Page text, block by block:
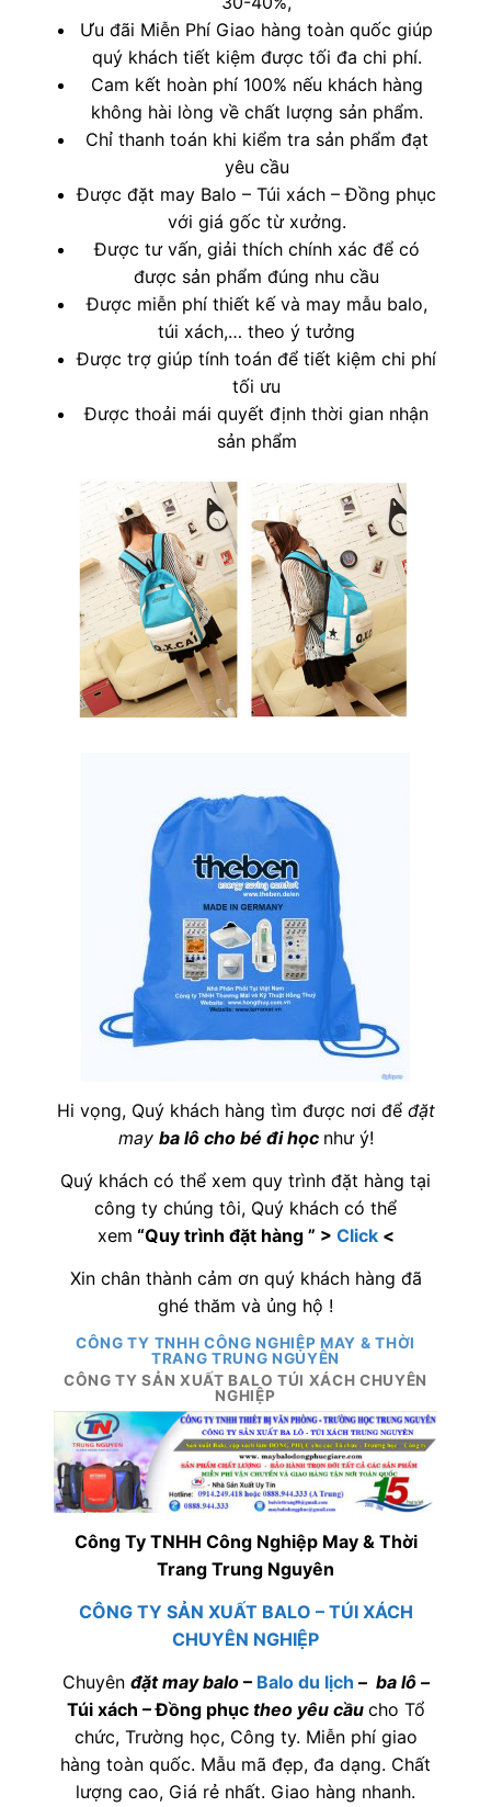
Ưu đãi Miễn Phí Giao hàng toàn quốc giúp
quý khách tiết kiệm được tối đa chi phí.
Cam kết hoàn phí 100% nếu khách hàng
không hài lòng về chất lượng sản phẩm.
Chỉ thanh toán khi kiểm tra sản phẩm đạt
yêu cầu
Được đặt may Balo – Túi xách – Đồng phục
với giá gốc từ xưởng.
Được tư vấn, giải thích chính xác để có
được sản phẩm đúng nhu cầu
Được miễn phí thiết kế và may mẫu balo,
túi xách,… theo ý tưởng
Được trợ giúp tính toán để tiết kiệm chi phí
tối ưu
Được thoải mái quyết định thời gian nhận
sản phẩm
Hi vọng, Quý khách hàng tìm được nơi đểđặt
may ba lô cho bé đi học như ý!
Quý khách có thể xem quy trình đặt hàng tại
công ty chúng tôi, Quý khách có thể
xem “Quy trình đặt hàng ” > Click<
Xin chân thành cảm ơn quý khách hàng đã
ghé thăm và ủng hộ !
CÔNG TY TNHH CÔNG NGHIỆP MAY & THỜI
TRANG TRUNG NGUYÊN
CÔNG TY SẢN XUẤT BALO TÚI XÁCH CHUYÊN
NGHIỆP
Công Ty TNHH Công Nghiệp May & Thời
Trang Trung Nguyên
CÔNG TY SẢN XUẤT BALO – TÚI XÁCH
CHUYÊN NGHIỆP
Chuyên đặt may balo– Balo du lịch – ba lô –
Túi xách – Đồng phục theo yêu cầu cho Tổ
chức, Trường học, Công ty. Miễn phí giao
hàng toàn quốc. Mẫu mã đẹp, đa dạng. Chất
lượng cao, Giá rẻ nhất. Giao hàng nhanh.